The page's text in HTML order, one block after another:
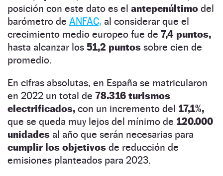
posición con este dato es el antepenúltimo del
barómetro de ANFAC, al considerar que el
crecimiento medio europeo fue de 7,4 puntos,
hasta alcanzar los 51,2 puntos sobre cien de
promedio.
En cifras absolutas, en España se matricularon
en 2022 un total de 78.316 turismos
electrificados, con un incremento del 17,1%,
que se queda muy lejos del mínimo de 120.000
unidades al año que serán necesarias para
cumplir los objetivos de reducción de
emisiones planteados para 2023.